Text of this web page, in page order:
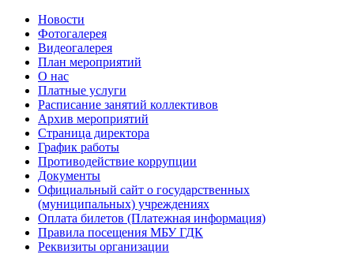
Новости
Фотогалерея
Видеогалерея
План мероприятий
О нас
Платные услуги
Расписание занятий коллективов
Архив мероприятий
Страница директора
График работы
Противодействие коррупции
Документы
Официальный сайт о государственных
(муниципальных) учреждениях
Оплата билетов (Платежная информация)
Правила посещения МБУ ГДК
Реквизиты организации